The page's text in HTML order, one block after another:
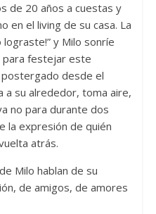
de 20 años a cuestas y
en el living de su casa. La
lograste!” y Milo sonríe
para festejar este
desde el
a su alrededor, toma aire,
no para durante dos
la expresión de quién
atrás.
Milo hablan de su
de amigos, de amores